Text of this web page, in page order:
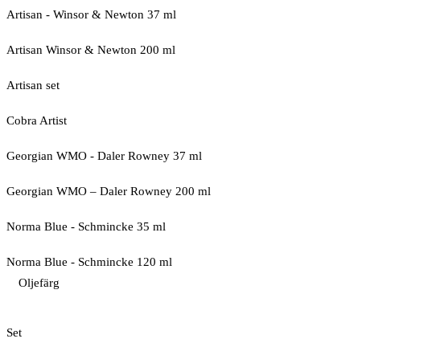
Artisan - Winsor & Newton 37 ml
Artisan Winsor & Newton 200 ml
Artisan set
Cobra Artist
Georgian WMO - Daler Rowney 37 ml
Georgian WMO – Daler Rowney 200 ml
Norma Blue - Schmincke 35 ml
Norma Blue - Schmincke 120 ml
Oljefärg
Set